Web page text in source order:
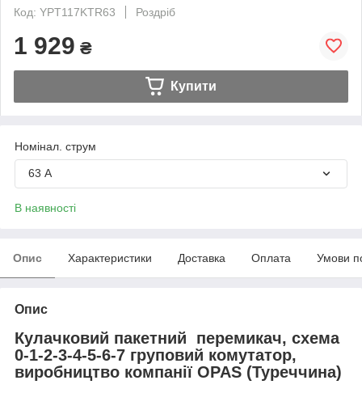
Код: YPT117KTR63
Роздріб
1 929 ₴
Купити
Номінал. струм
63 А
В наявності
Опис Характеристики Доставка Оплата Умови
Опис
Кулачковий пакетний перемикач, схема
0-1-2-3-4-5-6-7 груповий комутатор,
виробництво компанії OPAS (Туреччина)